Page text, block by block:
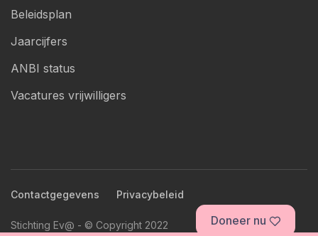
Beleidsplan
Jaarcijfers
ANBI status
Vacatures vrijwilligers
Contactgegevens Privacybeleid
Stichting Ev@ - © Copyright 2022
Doneer nu